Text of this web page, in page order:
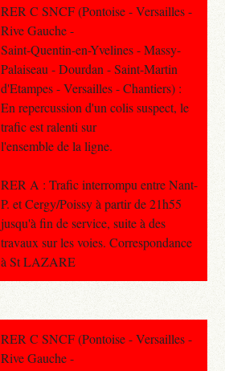
RER C SNCF (Pontoise - Versailles -
Rive Gauche -
Saint-Quentin-en-Yvelines - Massy-
Palaiseau - Dourdan - Saint-Martin
d'Etampes - Versailles - Chantiers) :
En repercussion d'un colis suspect, le
trafic est ralenti sur
l'ensemble de la ligne.
RER A : Trafic interrompu entre Nant-
P. et Cergy/Poissy à partir de 21h55
jusqu'à fin de service, suite à des
travaux sur les voies. Correspondance
à St LAZARE
RER C SNCF (Pontoise - Versailles -
Rive Gauche -